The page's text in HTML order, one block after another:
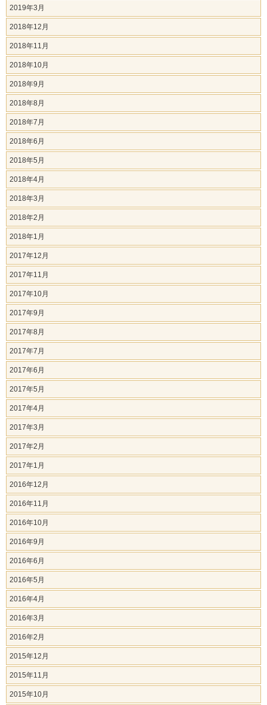
2019年3月
2018年12月
2018年11月
2018年10月
2018年9月
2018年8月
2018年7月
2018年6月
2018年5月
2018年4月
2018年3月
2018年2月
2018年1月
2017年12月
2017年11月
2017年10月
2017年9月
2017年8月
2017年7月
2017年6月
2017年5月
2017年4月
2017年3月
2017年2月
2017年1月
2016年12月
2016年11月
2016年10月
2016年9月
2016年6月
2016年5月
2016年4月
2016年3月
2016年2月
2015年12月
2015年11月
2015年10月